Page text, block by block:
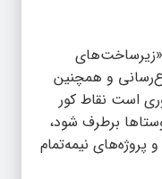
«زیرساخت‌های
و همچنین
است نقاط کور
برطرف شود،
پروژه‌های نیمه‌تمام